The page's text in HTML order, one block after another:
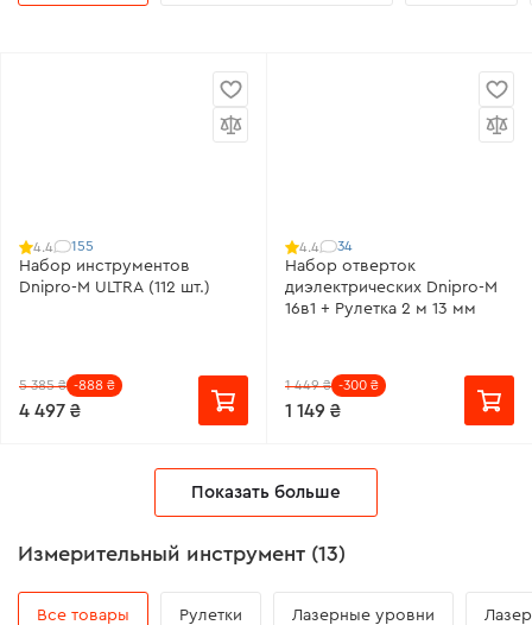
4.4 155
Набор инструментов
Dnipro-M ULTRA (112 шт.)
5 385 ₴ -888 ₴
4 497 ₴
4.4 34
Набор отверток
диэлектрических Dnipro-M
16в1 + Рулетка 2 м 13 мм
1 449 ₴ -300 ₴
1 149 ₴
Показать больше
Измерительный инструмент (13)
Все товары Рулетки Лазерные уровни